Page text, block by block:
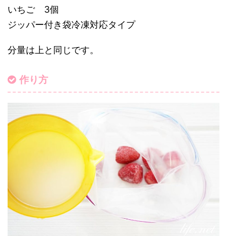
いちご 3個
ジッパー付き袋冷凍対応タイプ
分量は上と同じです。
作り方